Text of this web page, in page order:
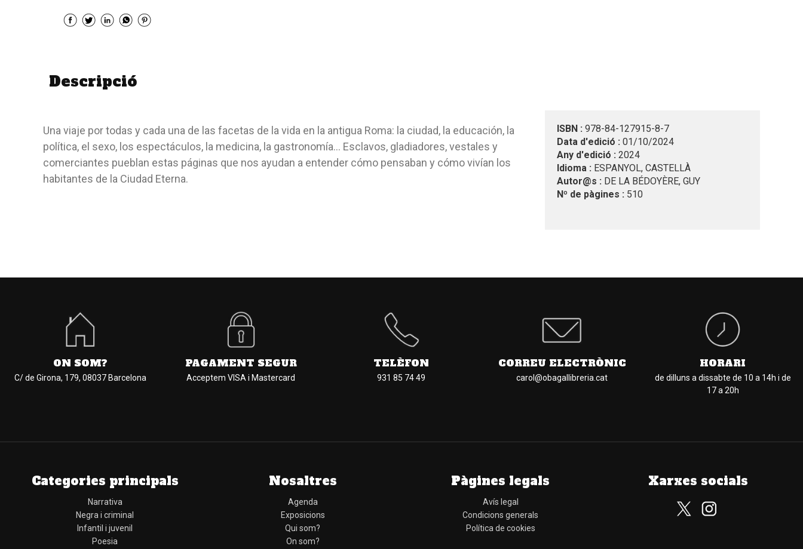
Descripció
ISBN : 978-84-127915-8-7
Data d'edició : 01/10/2024
Any d'edició : 2024
Idioma : ESPANYOL, CASTELLÀ
Autor@s : DE LA BÉDOYÈRE, GUY
Nº de pàgines : 510
Una viaje por todas y cada una de las facetas de la vida en la antigua Roma: la ciudad, la educación, la
política, el sexo, los espectáculos, la medicina, la gastronomía... Esclavos, gladiadores, vestales y
comerciantes pueblan estas páginas que nos ayudan a entender cómo pensaban y cómo vivían los
habitantes de la Ciudad Eterna.
ON SOM?
C/ de Girona, 179, 08037 Barcelona
PAGAMENT SEGUR
Acceptem VISA i Mastercard
TELÈFON
931 85 74 49
CORREU ELECTRÒNIC
carol@obagallibreria.cat
HORARI
de dilluns a dissabte de 10 a 14h i de
17 a 20h
Categories principals
Narrativa
Negra i criminal
Infantil i juvenil
Poesia
Nosaltres
Agenda
Exposicions
Qui som?
On som?
Pàgines legals
Avís legal
Condicions generals
Política de cookies
Xarxes socials